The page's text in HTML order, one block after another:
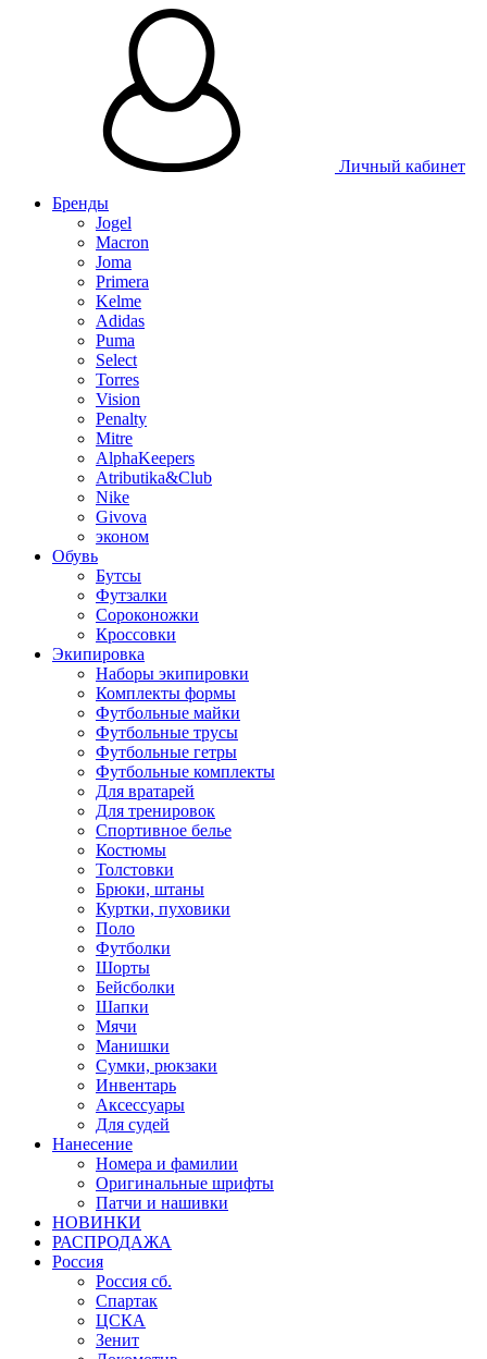
Личный кабинет
Бренды
Jogel
Macron
Joma
Primera
Kelme
Adidas
Puma
Select
Torres
Vision
Penalty
Mitre
AlphaKeepers
Atributika&Club
Nike
Givova
эконом
Обувь
Бутсы
Футзалки
Сороконожки
Кроссовки
Экипировка
Наборы экипировки
Комплекты формы
Футбольные майки
Футбольные трусы
Футбольные гетры
Футбольные комплекты
Для вратарей
Для тренировок
Спортивное белье
Костюмы
Толстовки
Брюки, штаны
Куртки, пуховики
Поло
Футболки
Шорты
Бейсболки
Шапки
Мячи
Манишки
Сумки, рюкзаки
Инвентарь
Аксессуары
Для судей
Нанесение
Номера и фамилии
Оригинальные шрифты
Патчи и нашивки
НОВИНКИ
РАСПРОДАЖА
Россия
Россия сб.
Спартак
ЦСКА
Зенит